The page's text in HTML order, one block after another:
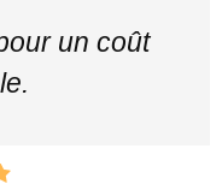
un coût